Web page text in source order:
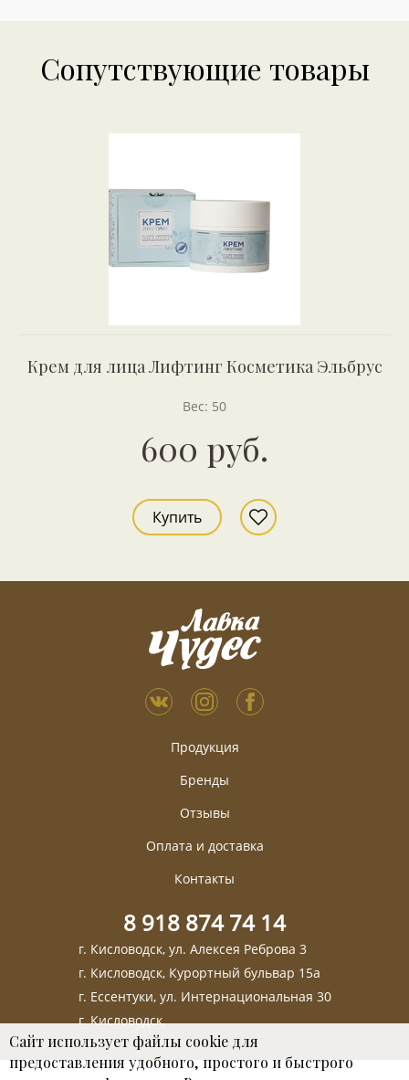
Сопутствующие товары
Крем для лица Лифтинг Косметика Эльбрус
Вес: 50
600 руб.
Купить
Продукция
Бренды
Отзывы
Оплата и доставка
Контакты
8 918 874 74 14
г. Кисловодск, ул. Алексея Реброва 3
г. Кисловодск, Курортный бульвар 15а
г. Ессентуки, ул. Интернациональная 30
г. Кисловодск,
Сайт использует файлы cookie для
предоставления удобного, простого и быстрого